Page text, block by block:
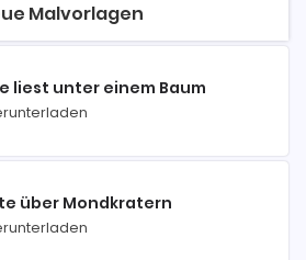
Malvorlagen
liest unter einem Baum
über Mondkratern